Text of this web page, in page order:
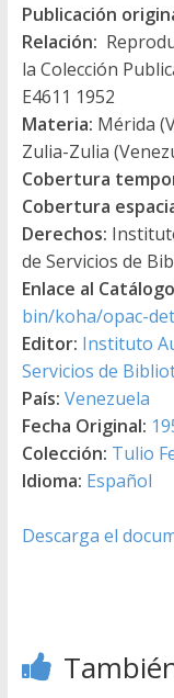
Publicación
Relación:
la Colección
E4611 1952
Materia: Mérida
Zulia-Zulia
Cobertura
Cobertura
Derechos:
de Servicios de
Enlace al
bin/koha/opac-
Editor: Instituto
Servicios de
País: Venezuela
Fecha Original:
Colección: Tulio
Idioma: Español
Descarga el